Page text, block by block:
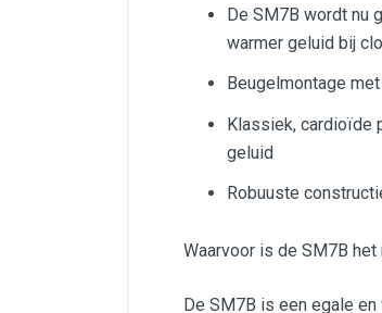
De SM7B wordt nu
warmer geluid bij
Beugelmontage
Klassiek, cardioïde
geluid
Robuuste
Waarvoor is de SM7B
De SM7B is een egale